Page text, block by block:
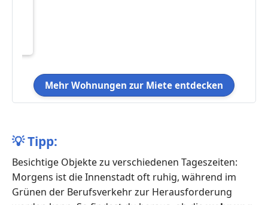
Mehr Wohnungen zur Miete entdecken
💡Tipp:
Besichtige Objekte zu verschiedenen Tageszeiten:
Morgens ist die Innenstadt oft ruhig, während im
Grünen der Berufsverkehr zur Herausforderung